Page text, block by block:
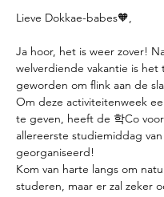
Lieve Dokkae-babes🧡,
Ja hoor, het is weer zover!
welverdiende vakantie is het
geworden om flink aan de
Om deze activiteitenweek
te geven, heeft de 학Co
allereerste studiemiddag
georganiseerd!
Kom van harte langs om
studeren, maar er zal zeker